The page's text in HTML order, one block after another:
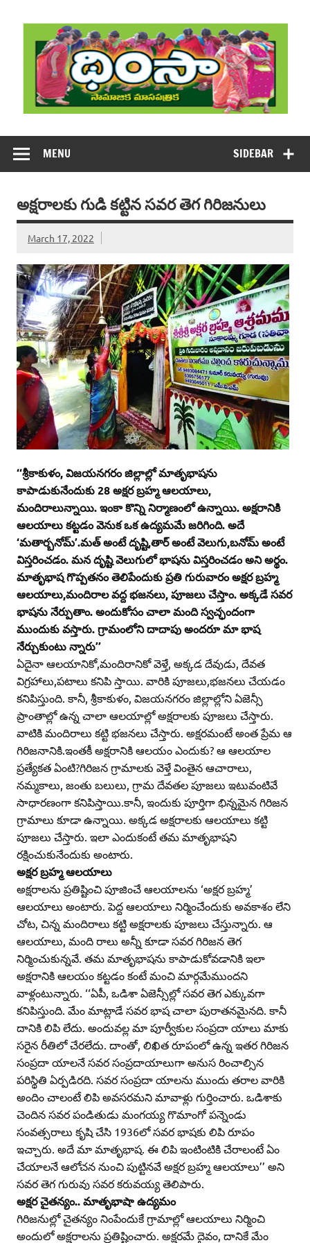
content
DHIMSA
SIDEBAR
MENU
అక్షరాలకు గుడి కట్టిన సవర తెగ గిరిజనులు
March 17, 2022
‘‘శ్రీకాకుళం, విజయనగరం జిల్లాల్లో మాతృభాషను
కాపాడుకునేందుకు 28 అక్షర బ్రహ్మ ఆలయాలు,
మందిరాలున్నాయి. ఇంకా కొన్ని నిర్మాణంలో ఉన్నాయి. అక్షరానికి
ఆలయాలు కట్టడం వెనుక ఒక ఉద్యమమే జరిగింది. అదే
‘మతార్బనోమ్‌’.మత్‌ అంటే దృష్టి,తార్‌ అంటే వెలుగు,బనోమ్‌ అంటే
విస్తరించడం. మన దృష్టి వెలుగులో భాషను విస్తరించడం అని అర్థం.
మాతృభాష గొప్పతనం తెలిపేందుకు ప్రతి గురువారం అక్షర బ్రహ్మ
ఆలయాలు,మందిరాల వద్ద భజనలు, పూజలు చేస్తాం. అక్కడే సవర
భాషను నేర్పుతాం. అందుకోసం చాలా మంది స్వచ్ఛందంగా
ముందుకు వస్తారు. గ్రామంలోని దాదాపు అందరూ మా భాష
నేర్చుకుంటు న్నారు’’
ఏదైనా ఆలయానికో,మందిరానికో వెళ్తే, అక్కడ దేవుడు, దేవత
విగ్రహాలు,పటాలు కనిపి స్తాయి. వారికి పూజలు,భజనలు చేయడం
కనిపిస్తుంది. కానీ, శ్రీకాకుళం, విజయనగరం జిల్లాల్లోని ఏజెన్సీ
ప్రాంతాల్లో ఉన్న చాలా ఆలయాల్లో అక్షరాలకు పూజలు చేస్తారు.
వాటికి మందిరాలు కట్టి భజనలు చేస్తారు. అక్షరమంటే అంత ప్రేమ ఆ
గిరిజనానికి.ఇంతకీ అక్షరానికి ఆలయం ఎందుకు? ఆ ఆలయాల
ప్రత్యేకత ఏంటి?గిరిజన గ్రామాలకు వెళ్తే వింతైన ఆచారాలు,
నమ్మకాలు, జంతు బలులు, గ్రామ దేవతల పూజలు ఇటువంటివే
సాధారణంగా కనిపిస్తాయి.కానీ, ఇందుకు పూర్తిగా భిన్నమైన గిరిజన
గ్రామాలు కూడా ఉన్నాయి. అక్కడ అక్షరాలకు ఆలయాలు కట్టి
పూజలు చేస్తారు. ఇలా ఎందుకంటే తమ మాతృభాషని
రక్షించుకునేందుకు అంటారు.
అక్షర బ్రహ్మ ఆలయాలు
అక్షరాలను ప్రతిష్టించి పూజించే ఆలయాలను ‘అక్షర బ్రహ్మ’
ఆలయాలు అంటారు. పెద్ద ఆలయాలు నిర్మించేందుకు అవకాశం లేని
చోట, చిన్న మందిరాలు కట్టి అక్షరాలకు పూజలు చేస్తున్నారు. ఆ
ఆలయాలు, మంది రాలు అన్నీ కూడా సవర గిరిజన తెగ
నిర్మించుకున్నవే. తమ మాతృభాషను కాపాడుకోవడానికి ఇలా
అక్షరానికి ఆలయం కట్టడం కంటే మంచి మార్గమేముందని
వాళ్లంటున్నారు. ‘‘ఏపీ, ఒడిశా ఏజెన్సీల్లో సవర తెగ ఎక్కువగా
కనిపిస్తుంది. మేం మాట్లాడే సవర భాష చాలా పురాతనమైనది. కానీ
దానికి లిపి లేదు. అందువల్ల మా పూర్వీకుల సంప్రదా యాలు మాకు
సరైన రీతిలో చేరలేదు. దాంతో, లిఖిత రూపంలో ఉన్న ఇతర గిరిజన
సంప్రదా యాలనే సవర సంప్రదాయాలుగా అనుస రించాల్సిన
పరిస్థితి ఏర్పడిరది. సవర సంప్రదా యాలను ముందు తరాల వారికి
అందిం చాలంటే లిపి అవసరమని మావాళ్లు గుర్తించారు. ఒడిశాకు
చెందిన సవర పండితుడు మంగయ్య గొమాంగో పన్నెండు
సంవత్సరాలు కృషి చేసి 1936లో సవర భాషకు లిపి రూపం
ఇచ్చారు. అదే మా మాతృభాష. ఈ లిపి ఇంటింటికి చేరాలంటే ఏం
చేయాలనే ఆలోచన నుంచి పుట్టినవే అక్షర బ్రహ్మ ఆలయాలు’’ అని
సవర తెగ గురువు సవర కరువయ్య తెలిపారు.
అక్షర చైతన్యం.. మాతృభాషా ఉద్యమం
గిరిజనుల్లో చైతన్యం నింపేందుకే గ్రామాల్లో ఆలయాలు నిర్మించి
అందులో అక్షరాలను ప్రతిష్టించారు. అక్షరమే దైవం, దానికే మేం